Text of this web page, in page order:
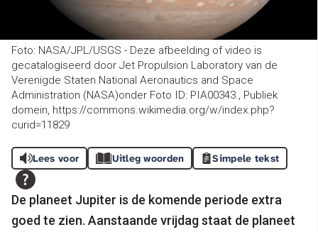
Foto: NASA/JPL/USGS - Deze afbeelding of video is
gecatalogiseerd door Jet Propulsion Laboratory van de
Verenigde Staten National Aeronautics and Space
Administration (NASA)onder Foto ID: PIA00343., Publiek
domein, https://commons.wikimedia.org/w/index.php?
curid=11829
Lees voor Uitleg woorden Simpele tekst
De planeet Jupiter is de komende periode extra
goed te zien. Aanstaande vrijdag staat de planeet